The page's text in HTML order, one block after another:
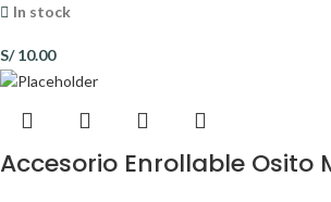
In stock
S/10.00
Accesorio Enrollable Osito